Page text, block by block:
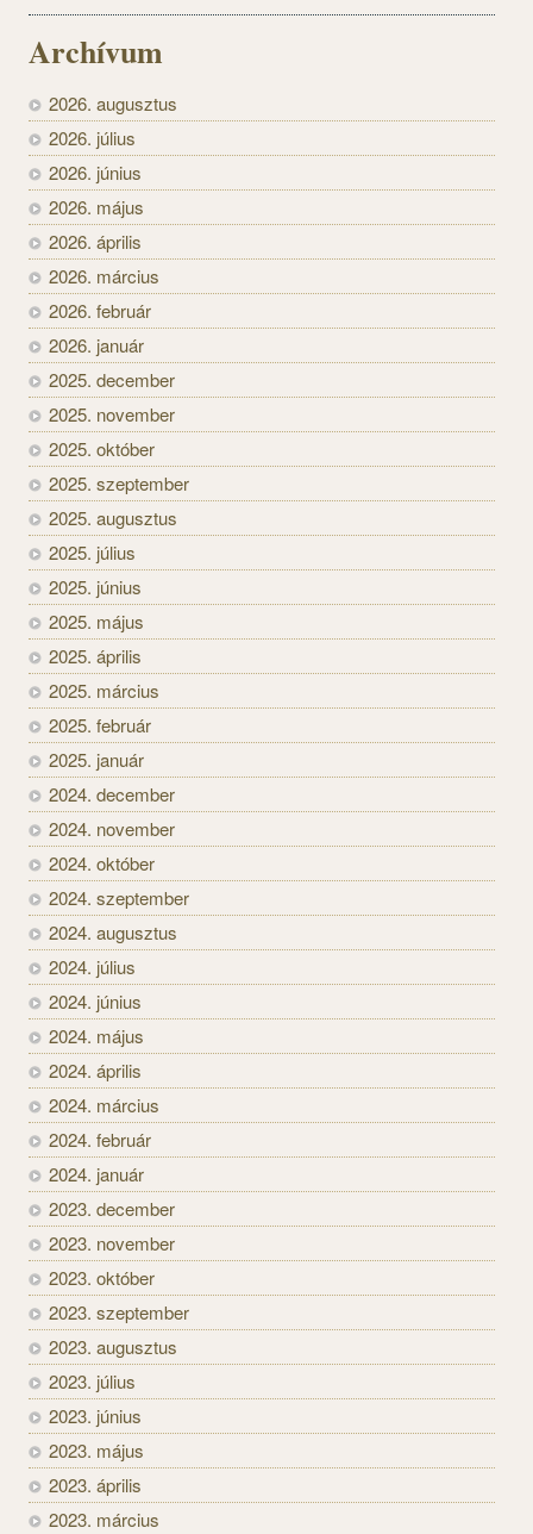
Archívum
2026. augusztus
2026. július
2026. június
2026. május
2026. április
2026. március
2026. február
2026. január
2025. december
2025. november
2025. október
2025. szeptember
2025. augusztus
2025. július
2025. június
2025. május
2025. április
2025. március
2025. február
2025. január
2024. december
2024. november
2024. október
2024. szeptember
2024. augusztus
2024. július
2024. június
2024. május
2024. április
2024. március
2024. február
2024. január
2023. december
2023. november
2023. október
2023. szeptember
2023. augusztus
2023. július
2023. június
2023. május
2023. április
2023. március